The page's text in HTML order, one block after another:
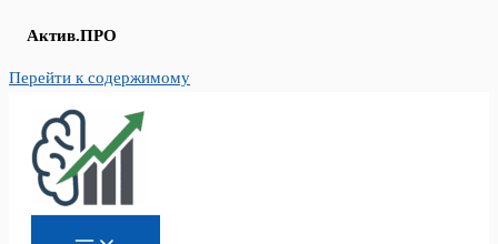
Актив.ПРО
Перейти к содержимому